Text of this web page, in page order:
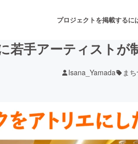
プロジェクトを掲載するに
音楽
若手アーティストが
Isana_Yamada ま